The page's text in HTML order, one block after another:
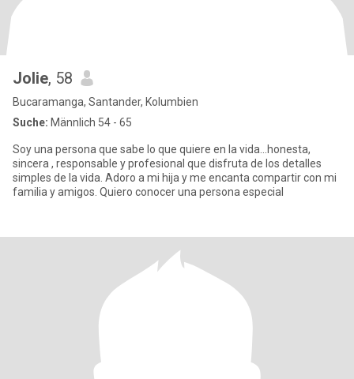
Jolie, 58
Bucaramanga, Santander, Kolumbien
Suche: Männlich 54 - 65
Soy una persona que sabe lo que quiere en la vida...honesta,
sincera , responsable y profesional que disfruta de los detalles
simples de la vida. Adoro a mi hija y me encanta compartir con mi
familia y amigos. Quiero conocer una persona especial